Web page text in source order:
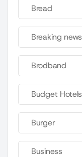
Bread
Breaking news
Brodband
Budget Hotels
Burger
Business